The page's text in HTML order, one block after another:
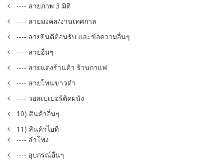
---- ลายภาพ 3 มิติ
---- ลายมงคล/งานเทศกาล
---- ลายยินดีต้อนรับ และข้อความอื่นๆ
---- ลายอื่นๆ
---- ลายแต่งร้านค้า ร้านกาแฟ
---- ลายโทนขาวดำ
---- วอลเปเปอร์ติดผนัง
10) สินค้าอื่นๆ
11) สินค้าไอที
---- ลำโพง
---- อุปกรณ์อื่นๆ